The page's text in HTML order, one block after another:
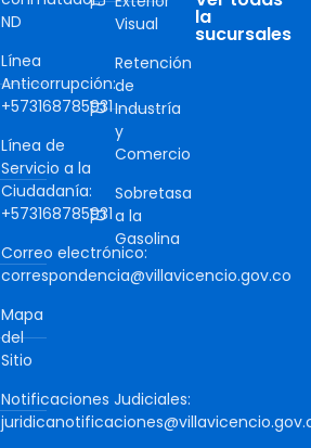
ND
Línea
Anticorrupción:
+573168785931
Línea de
Servicio a la
Ciudadanía:
+573168785931
Correo electrónico:
correspondencia@villavicencio.gov.co
Mapa
del
Sitio
Notificaciones Judiciales:
Visual
Retención
de
Industría
y
Comercio
Sobretasa
a la
Gasolina
la
sucursales